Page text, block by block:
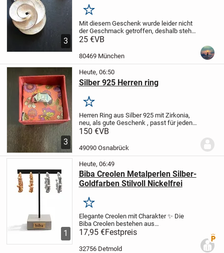
3
Merken
Mit diesem Geschenk wurde leider nicht
der Geschmack getroffen, deshalb steht
es hier zum Verkauf.
mit Karabinerhaken
25 €VB
80469 München
3
Heute, 06:50
Silber 925 Herren ring
Merken
Herren Ring aus Silber 925 mit Zirkonia,
neu, als gute Geschenk , passt für jeden
Anlass, Unikat.
150 €VB
49090 Osnabrück
1
Heute, 06:49
Biba Creolen Metalperlen Silber-
Goldfarben Stilvoll Nickelfrei
Merken
Elegante Creolen mit Charakter ✨ Die
Biba Creolen bestehen aus
hochwertigem, nickelfreiem Material und
sind kunstvoll mit silber- und
goldfarbenen Metallperlen verziert. Mit
17,95 €Festpreis
32756 Detmold